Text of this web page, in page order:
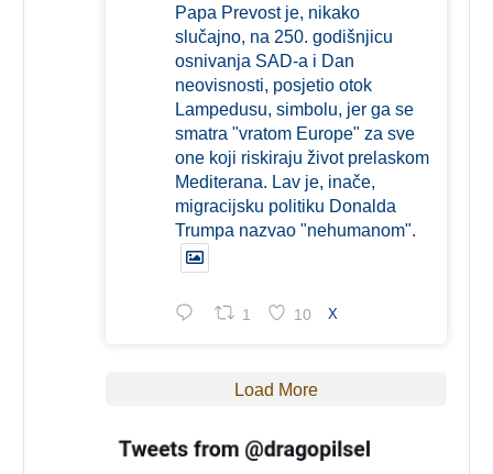
Papa Prevost je, nikako
slučajno, na 250. godišnjicu
osnivanja SAD-a i Dan
neovisnosti, posjetio otok
Lampedusu, simbolu, jer ga se
smatra "vratom Europe" za sve
one koji riskiraju život prelaskom
Mediterana. Lav je, inače,
migracijsku politiku Donalda
Trumpa nazvao "nehumanom".
1 10 X
Load More